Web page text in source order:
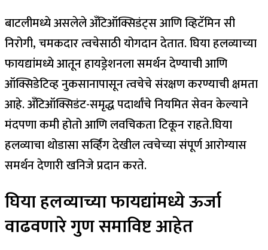
बाटलीमध्ये असलेले अँटिऑक्सिडंट्स आणि व्हिटॅमिन सी
निरोगी, चमकदार त्वचेसाठी योगदान देतात. घिया हलव्याच्या
फायद्यांमध्ये आतून हायड्रेशनला समर्थन देण्याची आणि
ऑक्सिडेटिव्ह नुकसानापासून त्वचेचे संरक्षण करण्याची क्षमता
आहे. अँटिऑक्सिडंट-समृद्ध पदार्थांचे नियमित सेवन केल्याने
मंदपणा कमी होतो आणि लवचिकता टिकून राहते.घिया
हलव्याचा थोडासा सर्व्हिंग देखील त्वचेच्या संपूर्ण आरोग्यास
समर्थन देणारी खनिजे प्रदान करते.
घिया हलव्याच्या फायद्यांमध्ये ऊर्जा
वाढवणारे गुण समाविष्ट आहेत